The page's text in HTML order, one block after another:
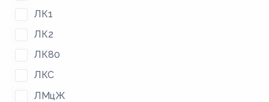
ЛК1
ЛК2
ЛК80
ЛКС
ЛМцЖ